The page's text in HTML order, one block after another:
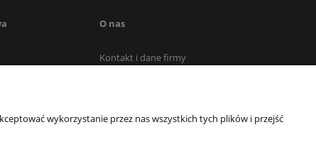
O nas
Kontakt i dane firmy
wykorzystanie przez nas wszystkich tych plików i przejść